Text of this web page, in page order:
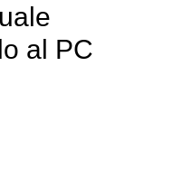
al PC